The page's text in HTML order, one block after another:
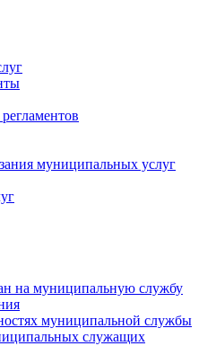
муниципальных услуг
на муниципальную службу
муниципальной службы
служащих